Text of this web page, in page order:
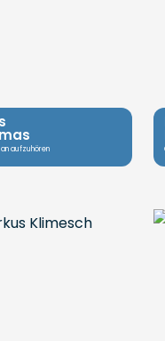
an aufzuhören